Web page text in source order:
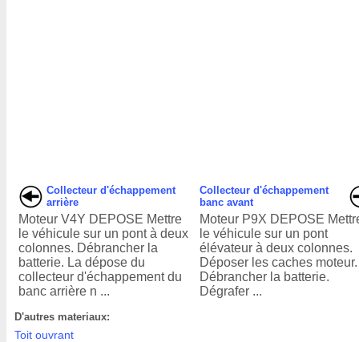
Collecteur d'échappement
arrière
Moteur V4Y DEPOSE Mettre
le véhicule sur un pont à deux
colonnes. Débrancher la
batterie. La dépose du
collecteur d'échappement du
banc arrière n ...
Collecteur d'échappement
banc avant
Moteur P9X DEPOSE
le véhicule sur un pont
élévateur à deux colonnes.
Déposer les caches moteur.
Débrancher la batterie.
Dégrafer ...
D'autres materiaux:
Toit ouvrant